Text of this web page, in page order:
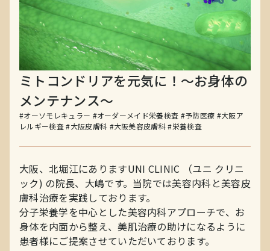
ミトコンドリアを元気に！～お身体の
メンテナンス～
#オーソモレキュラー #オーダーメイド栄養検査 #予防医療 #大阪ア
レルギー検査#大阪皮膚科 #大阪美容皮膚科#栄養検査
大阪、北堀江にありますUNI CLINIC （ユニ クリニ
ック) の院長、大嶋です。当院では美容内科と美容皮
膚科治療を実践しております。
分子栄養学を中心とした美容内科アプローチで、お
身体を内面から整え、美肌治療の助けになるように
患者様にご提案させていただいております。